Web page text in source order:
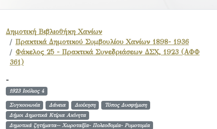
Δημοτική Βιβλιοθήκη Χανίων
Πρακτικά Δημοτικού Συμβουλίου Χανίων 1898- 1936
Φάκελος 25 - Πρακτικά Συνεδριάσεων ΔΣΧ, 1923 (ΑΦΦ
361)
-
1923 Ιούλιος 4
Συγκοινωνία Δάνεια Διοίκηση
Τύπος Δυσφήμιση
Δήμοι Δημοτικά Κτίρια Ακίνητα
Δημοτικά ζητήματα-- Χωροταξία- Πολεοδομία- Ρυμοτομία